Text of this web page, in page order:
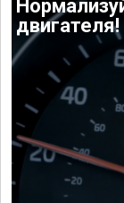
двигателя!